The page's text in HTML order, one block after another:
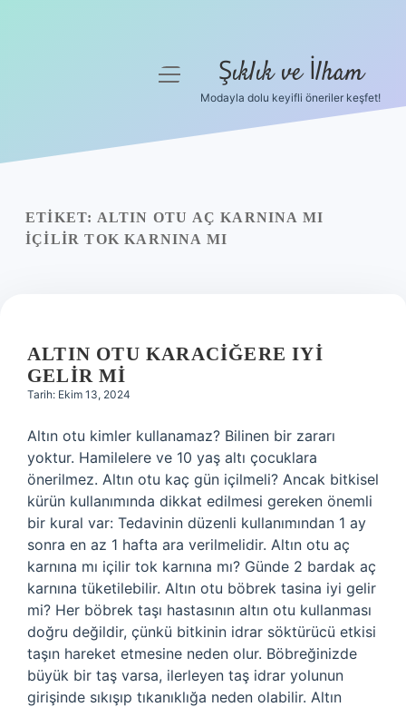
Yasal Uyarı
menüyü
Şıklık ve İlham
Modayla dolu keyifli öneriler keşfet!
ETIKET: ALTIN OTU AÇ KARNINA MI
IÇILIR TOK KARNINA MI
ALTIN OTU KARACIĞERE IYI
GELIR MI
Tarih: Ekim 13, 2024
Altın otu kimler kullanamaz? Bilinen bir zararı
yoktur. Hamilelere ve 10 yaş altı çocuklara
önerilmez. Altın otu kaç gün içilmeli? Ancak bitkisel
kürün kullanımında dikkat edilmesi gereken önemli
bir kural var: Tedavinin düzenli kullanımından 1 ay
sonra en az 1 hafta ara verilmelidir. Altın otu aç
karnına mı içilir tok karnına mı? Günde 2 bardak aç
karnına tüketilebilir. Altın otu böbrek tasina iyi gelir
mi? Her böbrek taşı hastasının altın otu kullanması
doğru değildir, çünkü bitkinin idrar söktürücü etkisi
taşın hareket etmesine neden olur. Böbreğinizde
büyük bir taş varsa, ilerleyen taş idrar yolunun
girişinde sıkışıp tıkanıklığa neden olabilir. Altın